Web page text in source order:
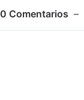
0 Comentarios